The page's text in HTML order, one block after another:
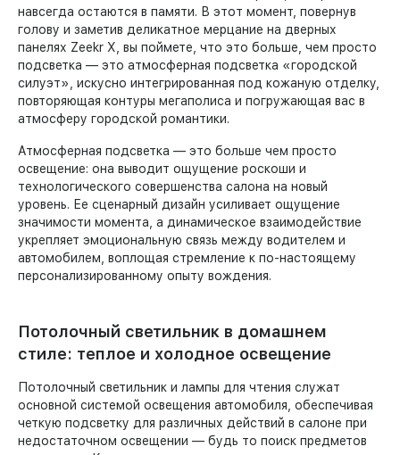
навсегда остаются в памяти. В этот момент, повернув
голову и заметив деликатное мерцание на дверных
панелях Zeekr X, вы поймете, что это больше, чем просто
подсветка — это атмосферная подсветка «городской
силуэт», искусно интегрированная под кожаную отделку,
повторяющая контуры мегаполиса и погружающая вас в
атмосферу городской романтики.
Атмосферная подсветка — это больше чем просто
освещение: она выводит ощущение роскоши и
технологического совершенства салона на новый
уровень. Ее сценарный дизайн усиливает ощущение
значимости момента, а динамическое взаимодействие
укрепляет эмоциональную связь между водителем и
автомобилем, воплощая стремление к по-настоящему
персонализированному опыту вождения.
Потолочный светильник в домашнем
стиле: теплое и холодное освещение
Потолочный светильник и лампы для чтения служат
основной системой освещения автомобиля, обеспечивая
четкую подсветку для различных действий в салоне при
недостаточном освещении — будь то поиск предметов